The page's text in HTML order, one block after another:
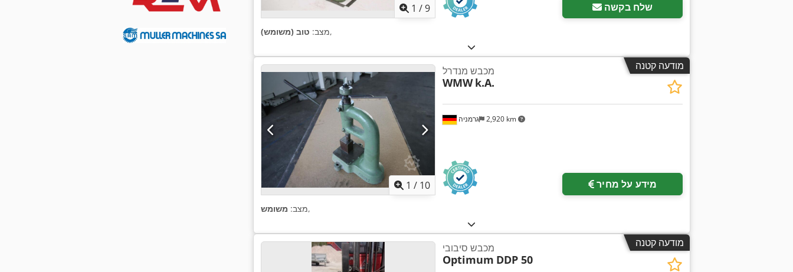
1 /9 שלח בקשה
מצב: טוב (משומש) ,
מודעה קטנה
1 / 10
גרמניה 2,920 km
מכבש מנדרל
WMW k.A.
מידע על מחיר
מצב: משומש ,
מודעה קטנה מכבש סיבובי
Optimum DDP 50